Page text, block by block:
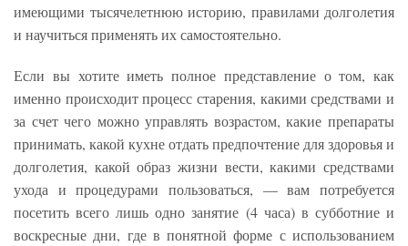
имеющими тысячелетнюю историю, правилами долголетия
и научиться применять их самостоятельно.
Если вы хотите иметь полное представление о том, как
именно происходит процесс старения, какими средствами и
за счет чего можно управлять возрастом, какие препараты
принимать, какой кухне отдать предпочтение для здоровья и
долголетия, какой образ жизни вести, какими средствами
ухода и процедурами пользоваться, — вам потребуется
посетить всего лишь одно занятие (4 часа) в субботние и
воскресные дни, где в понятной форме с использованием